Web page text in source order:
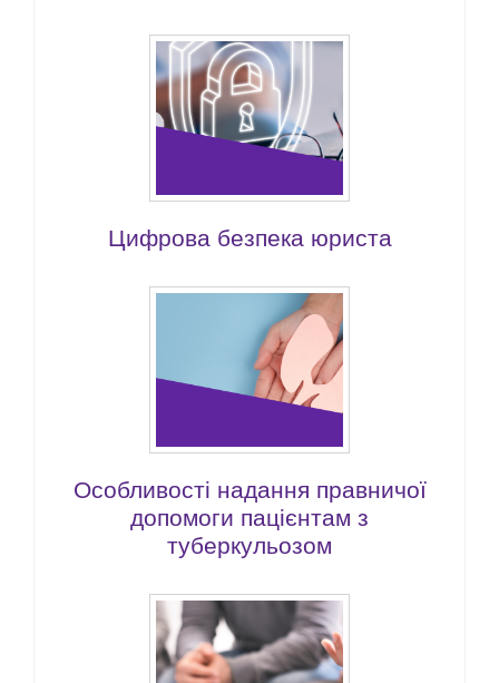
Цифрова безпека юриста
Особливості надання правничої
допомоги пацієнтам з
туберкульозом